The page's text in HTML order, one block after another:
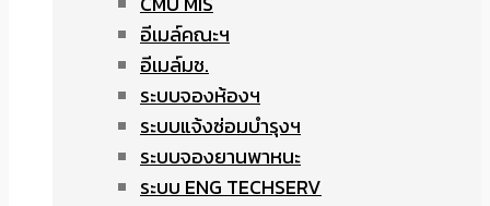
อีเมล์คณะฯ
อีเมล์มช.
ระบบจองห้องฯ
ระบบแจ้งซ่อมบำรุงฯ
ระบบจองยานพาหนะ
ระบบ ENG TECHSERV